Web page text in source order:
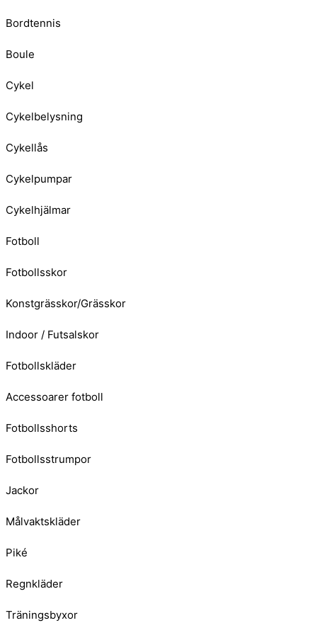
Bordtennis
Boule
Cykel
Cykelbelysning
Cykellås
Cykelpumpar
Cykelhjälmar
Fotboll
Fotbollsskor
Konstgrässkor/Grässkor
Indoor / Futsalskor
Fotbollskläder
Accessoarer fotboll
Fotbollsshorts
Fotbollsstrumpor
Jackor
Målvaktskläder
Piké
Regnkläder
Träningsbyxor